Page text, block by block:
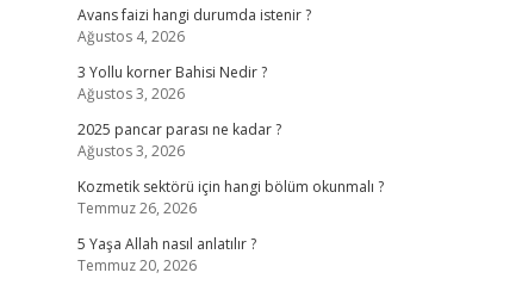
Avans faizi hangi durumda istenir ?
Ağustos 4, 2026
3 Yollu korner Bahisi Nedir ?
Ağustos 3, 2026
2025 pancar parası ne kadar ?
Ağustos 3, 2026
Kozmetik sektörü için hangi bölüm okunmalı ?
Temmuz 26, 2026
5 Yaşa Allah nasıl anlatılır ?
Temmuz 20, 2026